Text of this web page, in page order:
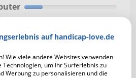
auf handicap-love.de
Wie viele andere Websites verwenden
Technologien, um Ihr Surferlebnis zu
Werbung zu personalisieren und die